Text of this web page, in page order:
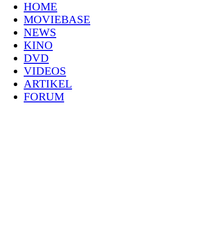
HOME
MOVIEBASE
NEWS
KINO
DVD
VIDEOS
ARTIKEL
FORUM